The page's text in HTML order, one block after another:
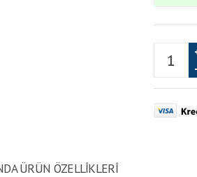
ÜRÜN ÖZELLİKLERİ